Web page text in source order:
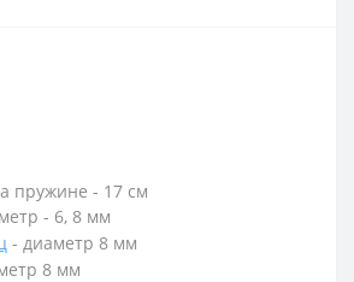
пружине - 17 см
- 6, 8 мм
- диаметр 8 мм
8 мм